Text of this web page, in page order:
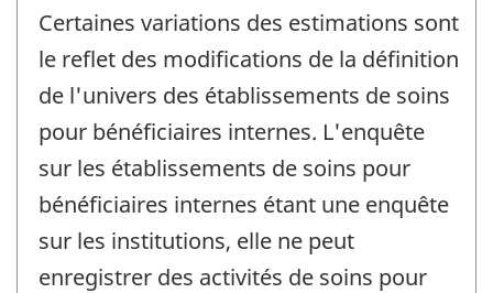
Certaines variations des estimations sont
le reflet des modifications de la définition
de l'univers des établissements de soins
pour bénéficiaires internes. L'enquête
sur les établissements de soins pour
bénéficiaires internes étant une enquête
sur les institutions, elle ne peut
enregistrer des activités de soins pour